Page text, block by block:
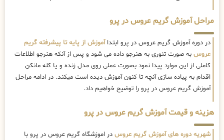
مراحل آموزش گریم عروس در پرو
در دوره آموزش گریم عروس در پرو ابتداآموزش از پایه تا پیشرفته گریم
عروس به صورت تئوری به هنرجو داده می شود و پس از آنکه هنرجو اطلاعات
کاملی از این موارد پیدا نمود بصورت عملی روی مدل زنده و یا کله مانکن
اقدام به پیاده سازی آنچه تا کنون آموزش دیده است میکند. در ادامه مراحل
آموزش گریم عروس در پرو را توضیح خواهیم داد.
هزینه و قیمت آموزش گریم عروس در پرو
شهریه دوره های آموزش گریم عروس در اموزشگاه گریم عروس در پرو با